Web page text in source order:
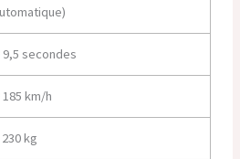
9,5 secondes
185 km/h
kg